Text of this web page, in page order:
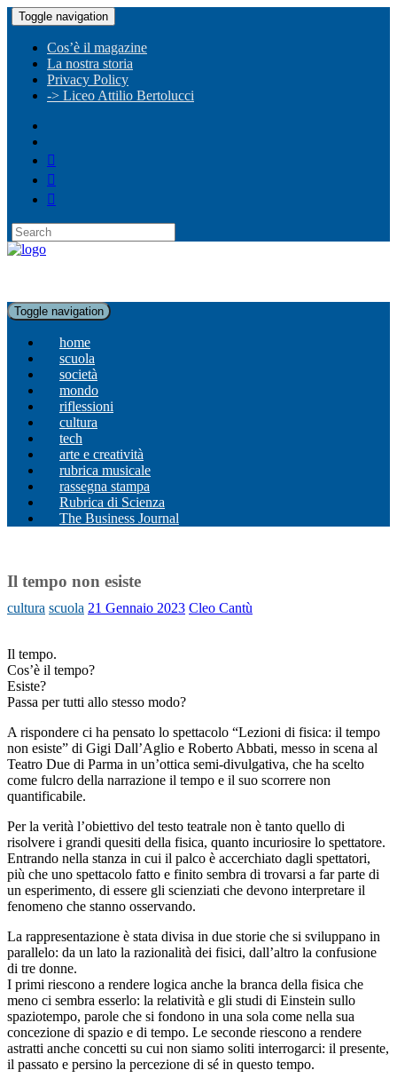
Toggle navigation
Cos’è il magazine
La nostra storia
Privacy Policy
-> Liceo Attilio Bertolucci
Toggle navigation
home
scuola
società
mondo
riflessioni
cultura
tech
arte e creatività
rubrica musicale
rassegna stampa
Rubrica di Scienza
The Business Journal
Il tempo non esiste
cultura scuola 21 Gennaio 2023 Cleo Cantù
Il tempo.
Cos’è il tempo?
Esiste?
Passa per tutti allo stesso modo?
A rispondere ci ha pensato lo spettacolo “Lezioni di fisica: il tempo
non esiste” di Gigi Dall’Aglio e Roberto Abbati, messo in scena al
Teatro Due di Parma in un’ottica semi-divulgativa, che ha scelto
come fulcro della narrazione il tempo e il suo scorrere non
quantificabile.
Per la verità l’obiettivo del testo teatrale non è tanto quello di
risolvere i grandi quesiti della fisica, quanto incuriosire lo spettatore.
Entrando nella stanza in cui il palco è accerchiato dagli spettatori,
più che uno spettacolo fatto e finito sembra di trovarsi a far parte di
un esperimento, di essere gli scienziati che devono interpretare il
fenomeno che stanno osservando.
La rappresentazione è stata divisa in due storie che si sviluppano in
parallelo: da un lato la razionalità dei fisici, dall’altro la confusione
di tre donne.
I primi riescono a rendere logica anche la branca della fisica che
meno ci sembra esserlo: la relatività e gli studi di Einstein sullo
spaziotempo, parole che si fondono in una sola come nella sua
concezione di spazio e di tempo. Le seconde riescono a rendere
astratti anche concetti su cui non siamo soliti interrogarci: il presente,
il passato e persino la percezione di sé in questo tempo.